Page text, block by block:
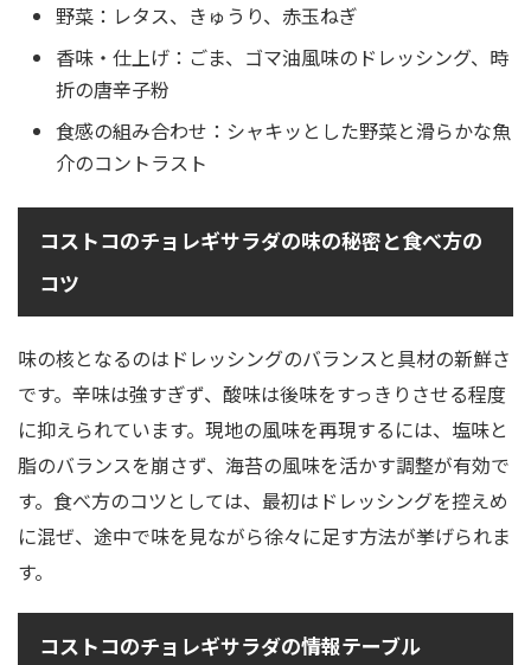
野菜：レタス、きゅうり、赤玉ねぎ
香味・仕上げ：ごま、ゴマ油風味のドレッシング、時
折の唐辛子粉
食感の組み合わせ：シャキッとした野菜と滑らかな魚
介のコントラスト
コストコのチョレギサラダの味の秘密と食べ方の
コツ
味の核となるのはドレッシングのバランスと具材の新鮮さ
です。辛味は強すぎず、酸味は後味をすっきりさせる程度
に抑えられています。現地の風味を再現するには、塩味と
脂のバランスを崩さず、海苔の風味を活かす調整が有効で
す。食べ方のコツとしては、最初はドレッシングを控えめ
に混ぜ、途中で味を見ながら徐々に足す方法が挙げられま
す。
コストコのチョレギサラダの情報テーブル